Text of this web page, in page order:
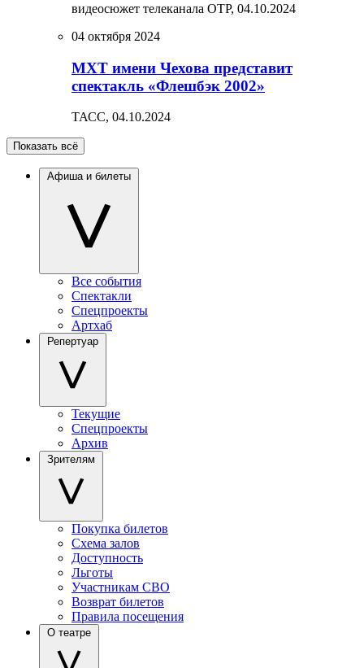
видеосюжет телеканала ОТР, 04.10.2024
04 октября 2024
МХТ имени Чехова представит
спектакль «Флешбэк 2002»
ТАСС, 04.10.2024
Показать всё
Афиша и билеты
Все события
Спектакли
Спецпроекты
Артхаб
Репертуар
Текущие
Спецпроекты
Архив
Зрителям
Покупка билетов
Схема залов
Доступность
Льготы
Участникам СВО
Возврат билетов
Правила посещения
О театре